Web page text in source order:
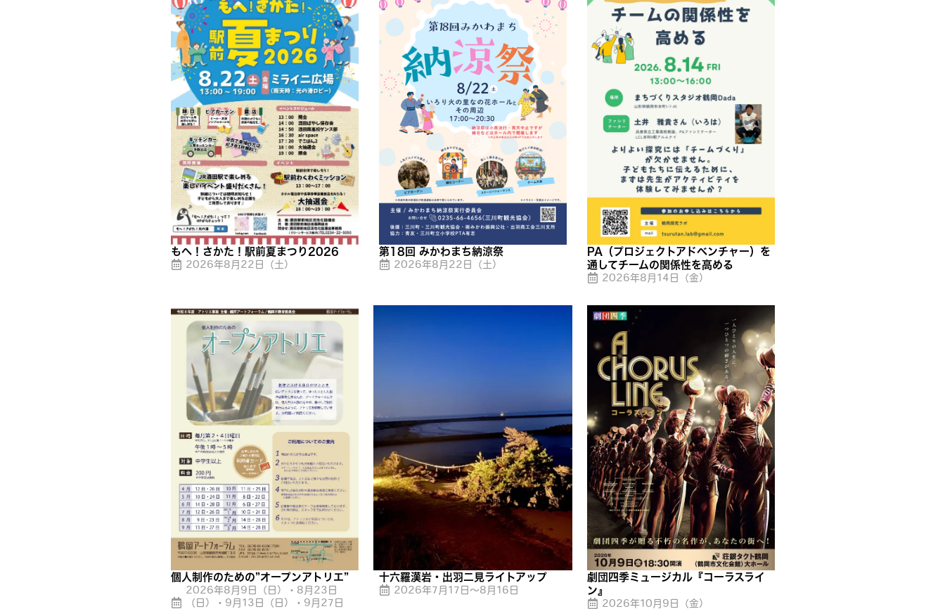
もへ！さかた！駅前夏まつり2026
2026年8月22日（土）
第18回 みかわまち納涼祭
2026年8月22日（土）
PA（プロジェクトアドベンチャー）を
通してチームの関係性を高める
2026年8月14日（金）
個人制作のための”オープンアトリエ”
2026年8月9日（日）・8月23日
（日）・9月13日（日）・9月27日
十六羅漢岩・出羽二見ライトアップ
2026年7月17日～8月16日
劇団四季ミュージカル『コーラスライ
ン』
2026年10月9日（金）